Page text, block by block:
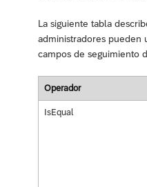
La siguiente tabla
administradores pueden
campos de seguimiento
Operador
IsEqual